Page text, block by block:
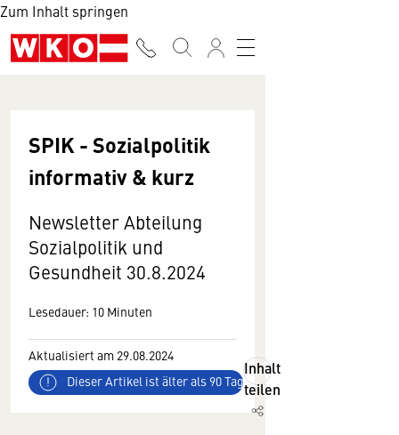
Zum Inhalt springen
SPIK - Sozialpolitik
informativ & kurz
Newsletter Abteilung
Sozialpolitik und
Gesundheit 30.8.2024
Lesedauer: 10 Minuten
Aktualisiert am 29.08.2024
Dieser Artikel ist älter als 90 Tage
Inhalt
teilen